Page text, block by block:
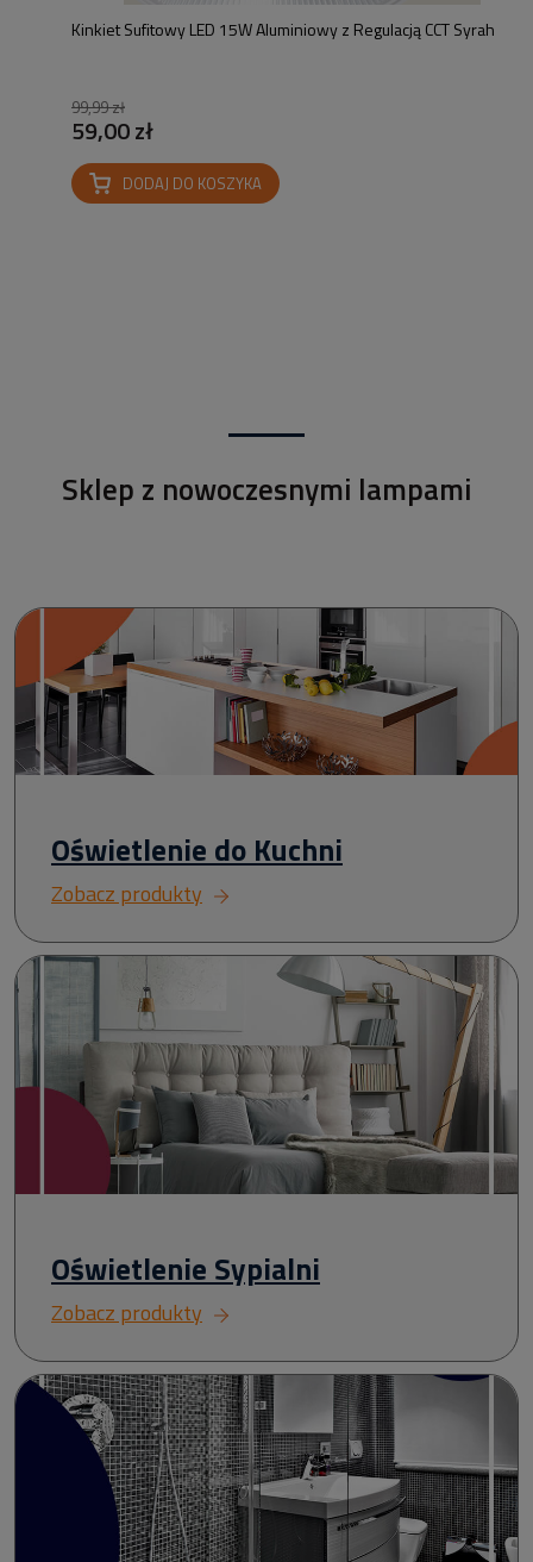
Kinkiet Sufitowy LED 15W Aluminiowy z Regulacją CCT Syrah
99,99 zł
59,00 zł
DODAJ DO KOSZYKA
Sklep z nowoczesnymi lampami
Oświetlenie do Kuchni
Zobacz produkty
Oświetlenie Sypialni
Zobacz produkty